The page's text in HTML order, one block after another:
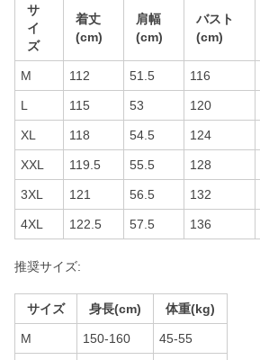
サ
イ
ズ
着丈
(cm)
肩幅
(cm)
バスト
(cm)
M 112 51.5 116
L 115 53 120
XL 118 54.5 124
XXL 119.5 55.5 128
3XL 121 56.5 132
4XL 122.5 57.5 136
推奨サイズ:
サイズ 身長(cm) 体重(kg)
M 150-160 45-55